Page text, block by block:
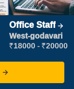
Office Staff
West-godavari
₹18000 - ₹20000